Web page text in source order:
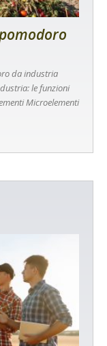
da industria
le funzioni
Microelementi